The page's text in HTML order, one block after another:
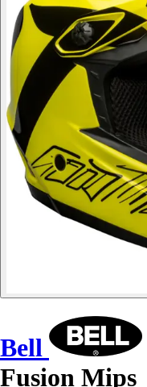
Bell
Fusion Mips